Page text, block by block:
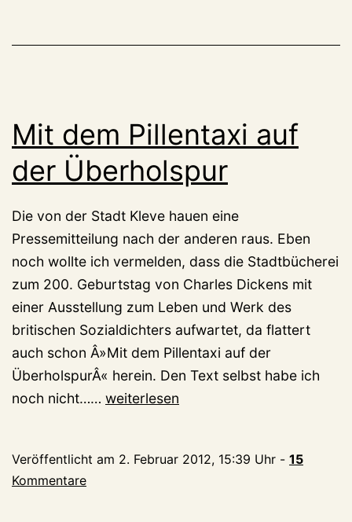
Mit dem Pillentaxi auf
der Überholspur
Die von der Stadt Kleve hauen eine
Pressemitteilung nach der anderen raus. Eben
noch wollte ich vermelden, dass die Stadtbücherei
zum 200. Geburtstag von Charles Dickens mit
einer Ausstellung zum Leben und Werk des
britischen Sozialdichters aufwartet, da flattert
auch schon Â»Mit dem Pillentaxi auf der
ÜberholspurÂ« herein. Den Text selbst habe ich
noch nicht…… Mit
auf
weiterlesen
Veröffentlicht am 2. Februar 2012, 15:39 Uhr - 15
Kommentare